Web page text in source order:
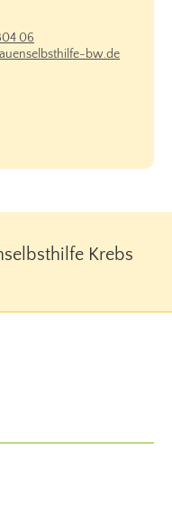
06
bw.de
Krebs